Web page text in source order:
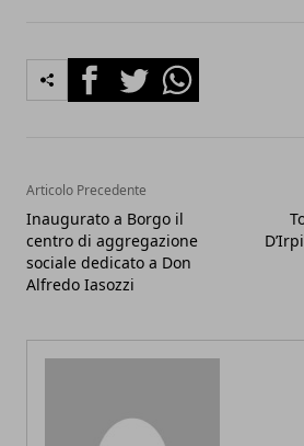
FacebookTwitterWhatsapp
Articolo Precedente
Inaugurato a Borgo il
centro di aggregazione
sociale dedicato a Don
Alfredo Iasozzi